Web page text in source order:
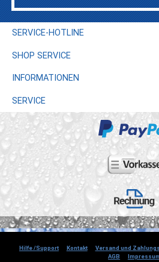
SERVICE-HOTLINE
SHOP SERVICE
INFORMATIONEN
SERVICE
Hilfe /Support Kontakt Versand und
AGB